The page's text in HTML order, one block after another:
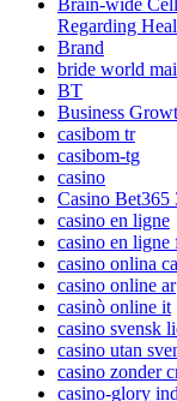
Brain-wide
Regarding
Brand
bride world
BT
Business
casibom tr
casibom-tg
casino
Casino Bet365
casino en ligne
casino en ligne
casino onlina ca
casino online ar
casinò online it
casino svensk
casino utan
casino zonder
casino-glory